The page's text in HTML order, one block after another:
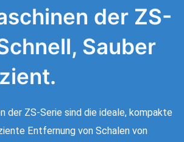
der ZS-
Sauber
der ZS-Serie sind die ideale, kompakte
Entfernung von Schalen von